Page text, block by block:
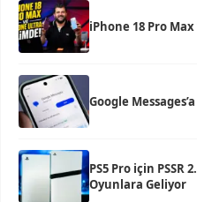
iPhone 18 Pro
Google
PS5 Pro için PSSR
Oyunlara Geliyor